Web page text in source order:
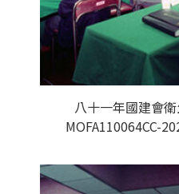
八十一年國建會
MOFA110064CC-